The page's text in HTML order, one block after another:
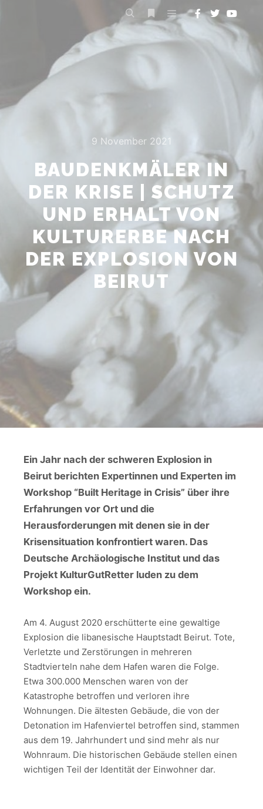
Suchen Weitere Informationen
Hauptmenü
9 November 2021
BAUDENKMÄLER IN
DER KRISE | SCHUTZ
UND ERHALT VON
KULTURERBE NACH
DER EXPLOSION VON
BEIRUT
Ein Jahr nach der schweren Explosion in
Beirut berichten Expertinnen und Experten im
Workshop “Built Heritage in Crisis” über ihre
Erfahrungen vor Ort und die
Herausforderungen mit denen sie in der
Krisensituation konfrontiert waren. Das
Deutsche Archäologische Institut und das
Projekt KulturGutRetter luden zu dem
Workshop ein.
Am 4. August 2020 erschütterte eine gewaltige
Explosion die libanesische Hauptstadt Beirut. Tote,
Verletzte und Zerstörungen in mehreren
Stadtvierteln nahe dem Hafen waren die Folge.
Etwa 300.000 Menschen waren von der
Katastrophe betroffen und verloren ihre
Wohnungen. Die ältesten Gebäude, die von der
Detonation im Hafenviertel betroffen sind, stammen
aus dem 19. Jahrhundert und sind mehr als nur
Wohnraum. Die historischen Gebäude stellen einen
wichtigen Teil der Identität der Einwohner dar.